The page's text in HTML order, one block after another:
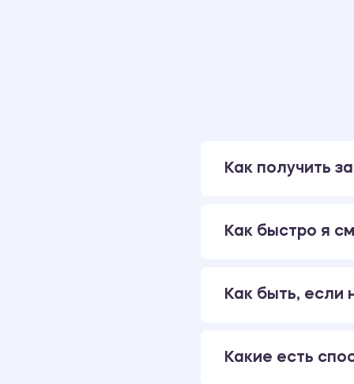
Как получить
Как быстро я
Как быть, если
Какие есть